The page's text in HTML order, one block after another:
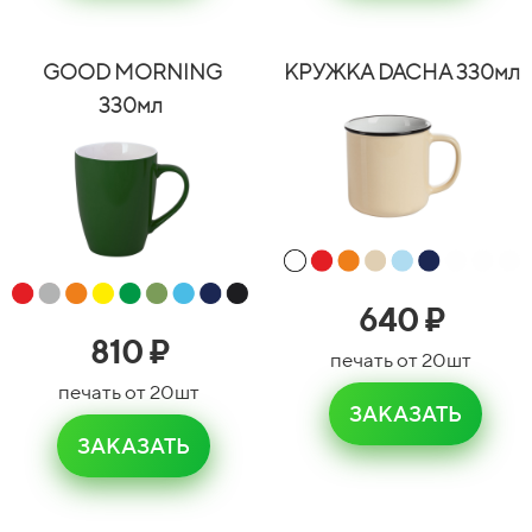
GOOD MORNING
330мл
810₽
печать от 20шт
ЗАКАЗАТЬ
КРУЖКА DACHA 330мл
640₽
печать от 20шт
ЗАКАЗАТЬ